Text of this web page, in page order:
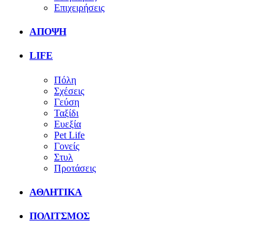
Επιχειρήσεις
ΑΠΟΨΗ
LIFE
Πόλη
Σχέσεις
Γεύση
Ταξίδι
Ευεξία
Pet Life
Γονείς
Στυλ
Προτάσεις
ΑΘΛΗΤΙΚΑ
ΠΟΛΙΤΣΜΟΣ